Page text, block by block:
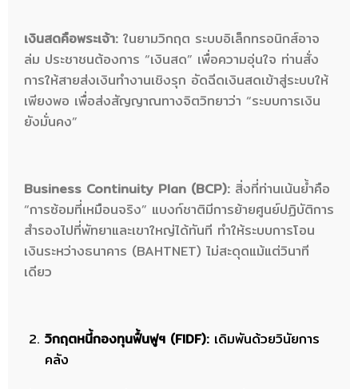
เงินสดคือพระเจ้า: ในยามวิกฤต ระบบอิเล็กทรอนิกส์อาจ
ล่ม ประชาชนต้องการ “เงินสด” เพื่อความอุ่นใจ ท่านสั่ง
การให้สายส่งเงินทำงานเชิงรุก อัดฉีดเงินสดเข้าสู่ระบบให้
เพียงพอ เพื่อส่งสัญญาณทางจิตวิทยาว่า “ระบบการเงิน
ยังมั่นคง”
Business Continuity Plan (BCP): สิ่งที่ท่านเน้นย้ำคือ
“การซ้อมที่เหมือนจริง” แบงก์ชาติมีการย้ายศูนย์ปฏิบัติการ
สำรองไปที่พัทยาและเขาใหญ่ได้ทันที ทำให้ระบบการโอน
เงินระหว่างธนาคาร (BAHTNET) ไม่สะดุดแม้แต่วินาที
เดียว
วิกฤตหนี้กองทุนฟื้นฟูฯ (FIDF):เดิมพันด้วยวินัยการ
คลัง